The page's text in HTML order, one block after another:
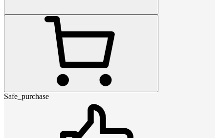
Safe_purchase